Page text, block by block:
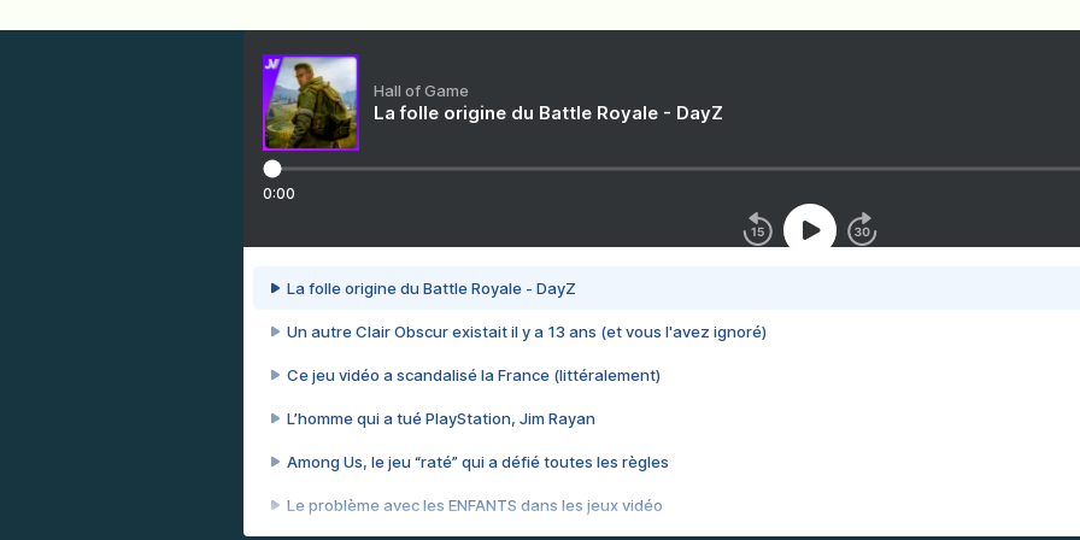
Hall of Game
La folle origine du Battle Royale - DayZ
0:00
La folle origine du Battle Royale - DayZ
Un autre Clair Obscur existait il y a 13 ans (et vous l'avez ignoré)
Ce jeu vidéo a scandalisé la France (littéralement)
L’homme qui a tué PlayStation, Jim Rayan
Among Us, le jeu “raté” qui a défié toutes les règles
Le problème avec les ENFANTS dans les jeux vidéo